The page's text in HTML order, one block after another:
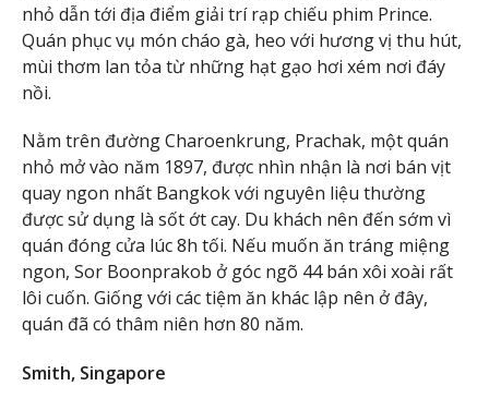
nhỏ dẫn tới địa điểm giải trí rạp chiếu phim Prince.
Quán phục vụ món cháo gà, heo với hương vị thu hút,
mùi thơm lan tỏa từ những hạt gạo hơi xém nơi đáy
nồi.
Nằm trên đường Charoenkrung, Prachak, một quán
nhỏ mở vào năm 1897, được nhìn nhận là nơi bán vịt
quay ngon nhất Bangkok với nguyên liệu thường
được sử dụng là sốt ớt cay. Du khách nên đến sớm vì
quán đóng cửa lúc 8h tối. Nếu muốn ăn tráng miệng
ngon, Sor Boonprakob ở góc ngõ 44 bán xôi xoài rất
lôi cuốn. Giống với các tiệm ăn khác lập nên ở đây,
quán đã có thâm niên hơn 80 năm.
Smith, Singapore